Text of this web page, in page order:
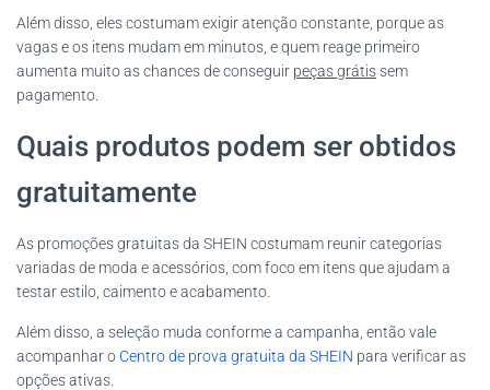
Além disso, eles costumam exigir atenção constante, porque as
vagas e os itens mudam em minutos, e quem reage primeiro
aumenta muito as chances de conseguir peças grátissem
pagamento.
Quais produtos podem ser obtidos
gratuitamente
As promoções gratuitas da SHEIN costumam reunir categorias
variadas de moda e acessórios, com foco em itens que ajudam a
testar estilo, caimento e acabamento.
Além disso, a seleção muda conforme a campanha, então vale
acompanhar o Centro de prova gratuita da SHEIN para verificar as
opções ativas.